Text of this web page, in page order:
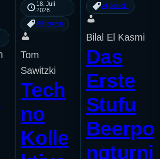
18. Juli
2026
Allgemein
Tom
Sawitzki
Tech
no
Kolle
Allgemein
Bilal El Kasmi
Das
Erste
Stufu
Beerpo
ngturni